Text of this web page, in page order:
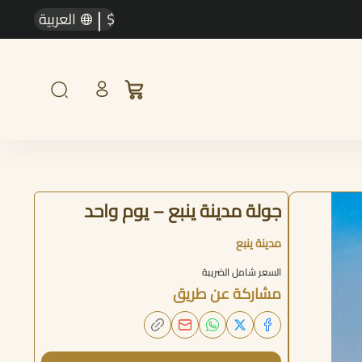
$
| العربية
جولة مدينة ينبع – يوم واحد
مدينة ينبع
السعر شامل الضريبة
مشاركة عن طريق